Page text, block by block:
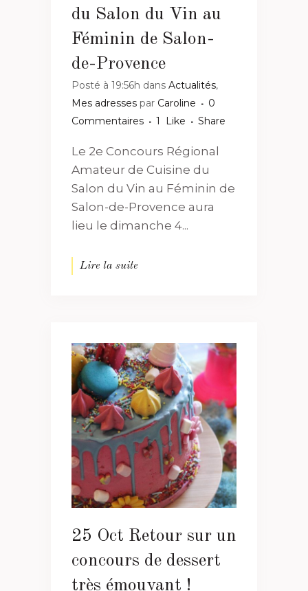
du Salon du Vin au
Féminin de Salon-
de-Provence
Posté à 19:56h dans Actualités,
Mes adresses par Caroline
0
Commentaires
1 Like Share
Le 2e Concours Régional
Amateur de Cuisine du
Salon du Vin au Féminin de
Salon-de-Provence aura
lieu le dimanche 4...
Lire la suite
25 Oct Retour sur un
concours de dessert
très émouvant !